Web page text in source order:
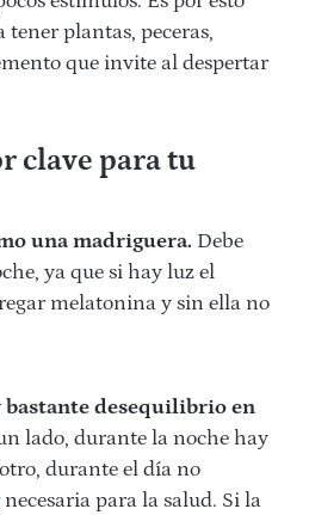
tener plantas, peceras,
que invite al despertar
clave para tu
una madriguera. Debe
ya que si hay luz el
melatonina y sin ella no
bastante desequilibrio en
lado, durante la noche hay
durante el día no
necesaria para la salud. Si la